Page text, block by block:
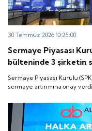
30 Temmuz 2026 10:25:00
Sermaye Piyasası
bülteninde 3 şirketin
Sermaye Piyasası Kurulu
sermaye artırımına onay verdi.